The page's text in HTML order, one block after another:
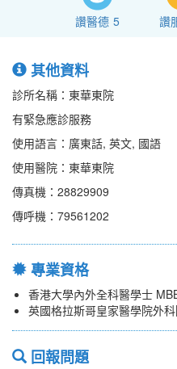
讚醫德 5 讚
其他資料
診所名稱：東華東院
有緊急應診服務
使用語言：廣東話, 英文, 國語
使用醫院：東華東院
傳真機：28829909
傳呼機：79561202
專業資格
香港大學內外全科醫學士
英國格拉斯哥皇家醫學院外
回報問題